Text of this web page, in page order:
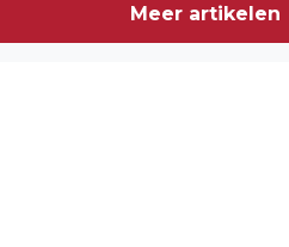
Meer artikelen